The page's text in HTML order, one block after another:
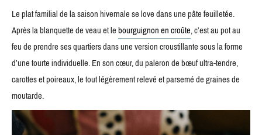
Le plat familial de la saison hivernale se love dans une pâte feuilletée.
Après la blanquette de veau et lebourguignon en croûte, c’est au pot au
feu de prendre ses quartiers dans une version croustillante sous la forme
d’une tourte individuelle. En son cœur, du paleron de bœuf ultra-tendre,
carottes et poireaux, le tout légèrement relevé et parsemé de graines de
moutarde.